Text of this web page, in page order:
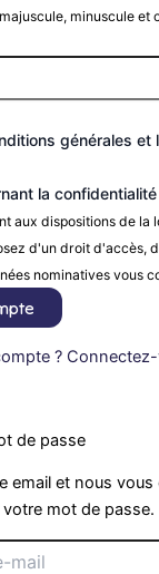
minuscule et
générales et
la
aux dispositions de la
d'un droit d'accès,
nominatives vous
?
de passe
email et nous
mot de passe.